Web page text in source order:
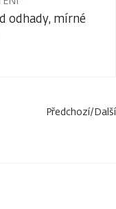
odhady, mírné
Předchozí/Další